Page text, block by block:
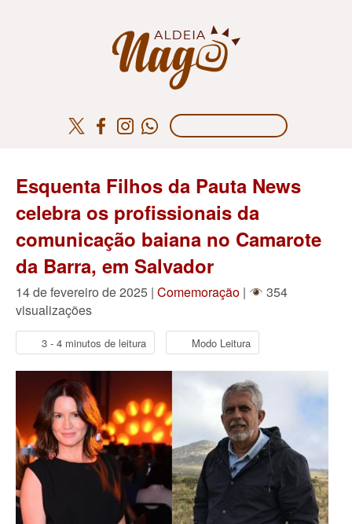
Esquenta Filhos da Pauta News
celebra os profissionais da
comunicação baiana no Camarote
da Barra, em Salvador
14 de fevereiro de 2025 | Comemoração |
354
visualizações
3 - 4 minutos de leitura Modo Leitura